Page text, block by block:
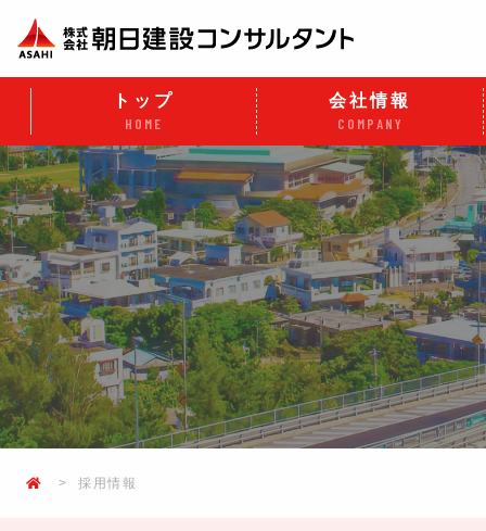
トップ
HOME
会社情報
COMPANY
採用情報